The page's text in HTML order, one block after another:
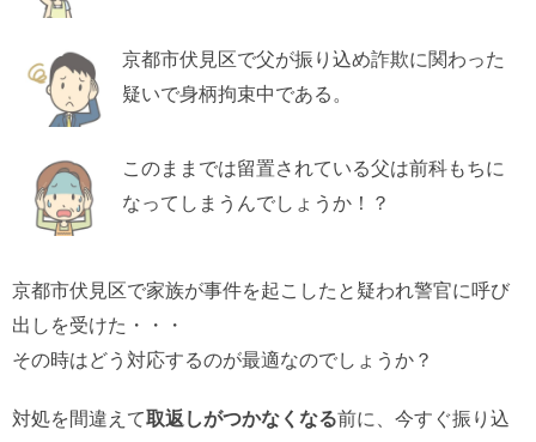
京都市伏見区で父が振り込め詐欺に関わった
疑いで身柄拘束中である。
このままでは留置されている父は前科もちに
なってしまうんでしょうか！？
京都市伏見区で家族が事件を起こしたと疑われ警官に呼び
出しを受けた・・・
その時はどう対応するのが最適なのでしょうか？
対処を間違えて取返しがつかなくなる前に、今すぐ振り込